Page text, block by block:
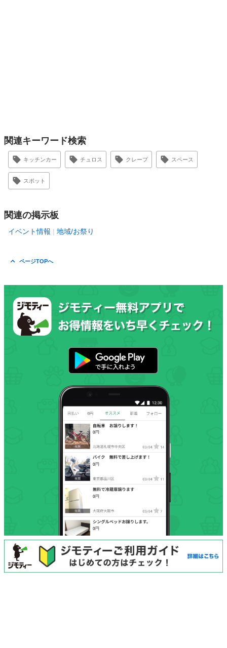
関連キーワード検索
キッチンカー チュロス クレープ スペース
スポット
関連の掲示板
イベント情報 地域/お祭り
ページTOPへ